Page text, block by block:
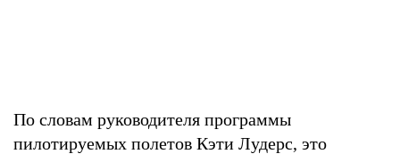
По словам руководителя программы
пилотируемых полетов Кэти Лудерс, это